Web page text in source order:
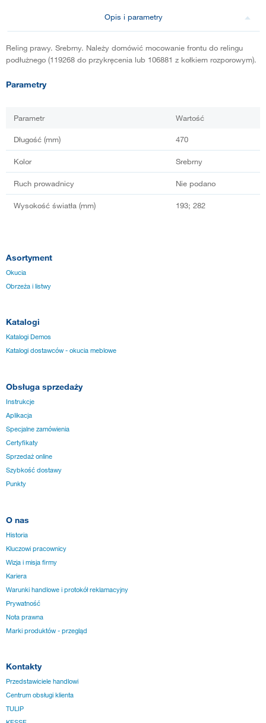
Opis i parametry
Reling prawy. Srebrny. Należy domówić mocowanie frontu do relingu
podłużnego (119268 do przykręcenia lub 106881 z kołkiem rozporowym).
Parametry
Parametr Wartość
Długość (mm) 470
Kolor Srebrny
Ruch prowadnicy Nie podano
Wysokość światła (mm) 193; 282
Asortyment
Okucia
Obrzeża i listwy
Katalogi
Katalogi Demos
Katalogi dostawców - okucia meblowe
Obsługa sprzedaży
Instrukcje
Aplikacja
Specjalne zamówienia
Certyfikaty
Sprzedaż online
Szybkość dostawy
Punkty
O nas
Historia
Kluczowi pracownicy
Wizja i misja firmy
Kariera
Warunki handlowe i protokół reklamacyjny
Prywatność
Nota prawna
Marki produktów - przegląd
Kontakty
Przedstawiciele handlowi
Centrum obsługi klienta
TULIP